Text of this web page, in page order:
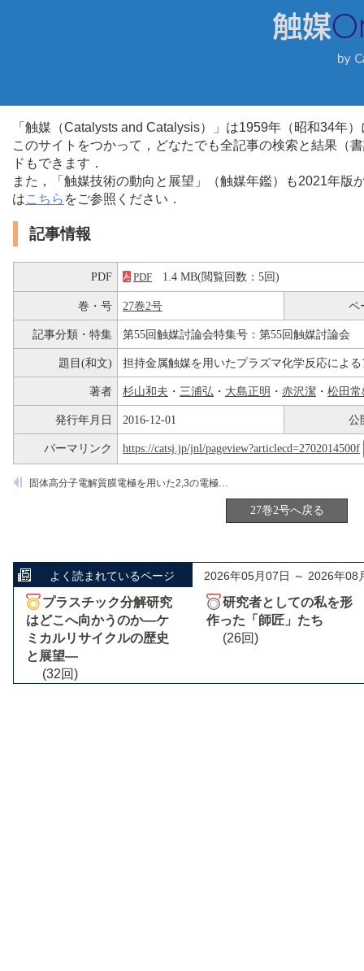
「触媒（Catalysts and Catalysis）」は1959年（昭和34年
このサイトをつかって，どなたでも全記事の検索と結果（
ドもできます．
また，「触媒技術の動向と展望」（触媒年鑑）も2021年
はこちら をご参照ください．
記事情報
PDF PDF 1.4 MB(閲覧回数：5回)
巻・号 27巻2号 ペ
記事分類・特集 第55回触媒討論会特集号：第55回触媒討論会
題目(和文) 担持金属触媒を用いたプラズマ化学反応によ
著者 杉山和夫 ・ 三浦弘 ・ 大島正明 ・ 赤沢潔 ・ 松田常
発行年月日 2016-12-01 公
パーマリンク https://catsj.jp/jnl/pageview?articlecd=2702014500f
固体高分子電解質膜電極を用いた2,3の電極反応
27巻2号へ戻る
よく読まれているページ 2026年05月07日 ～ 2026年08
プラスチック分解研究
はどこへ向かうのか―ケ
ミカルリサイクルの歴史
と展望―
(32回)
研究者としての私を形
作った「師匠」たち
(26回)